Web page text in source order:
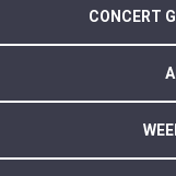
CONCERT